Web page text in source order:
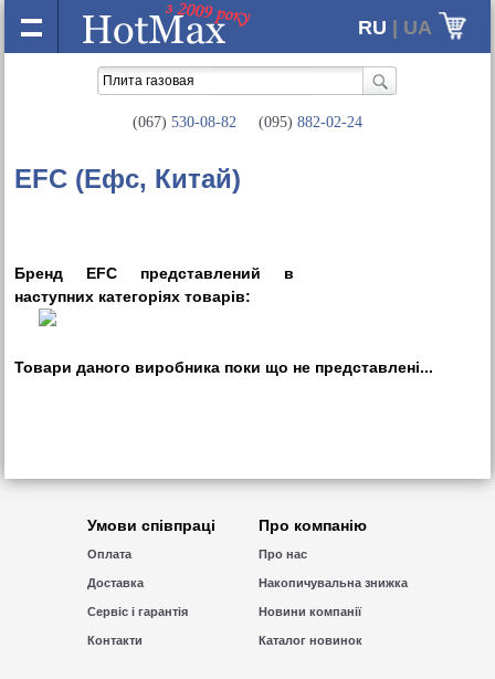
RU | UA
(067) 530-08-82 (095) 882-02-24
EFC (Ефс, Китай)
Бренд EFC представлений в
наступних категорiях товарiв:
Товари даного виробника поки що не представленi...
Умови співпраці
Оплата
Доставка
Сервіс і гарантія
Контакти
Про компанію
Про нас
Накопичувальна знижка
Новини компанії
Каталог новинок